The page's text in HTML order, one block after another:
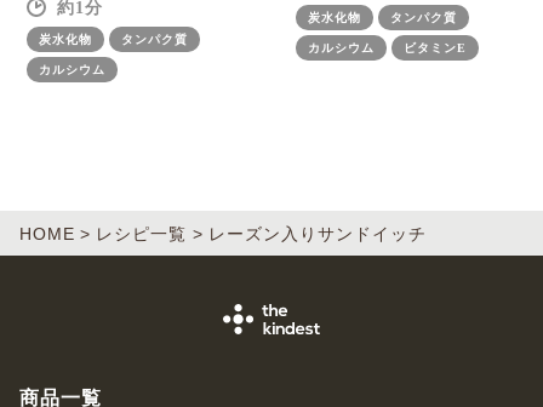
1
炭水化物 タンパク質
カルシウム
炭水化物 タンパク質
カルシウム ビタミンE
HOME レシピ一覧 レーズン入りサンドイッチ
商品一覧